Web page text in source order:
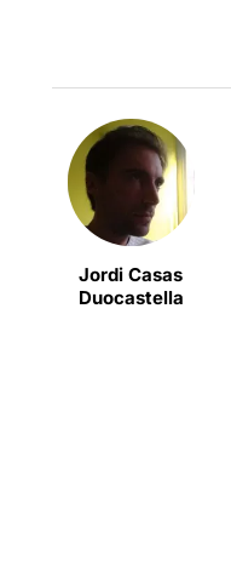
Jordi Casas
Duocastella